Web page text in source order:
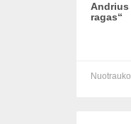
Andrius
ragas“